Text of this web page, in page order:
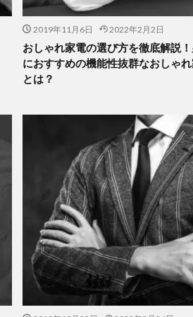
2019年11月6日 2022年2月2日
おしゃれ家電の選び方を徹底解説
におすすめの機能性抜群なおしゃ
とは？